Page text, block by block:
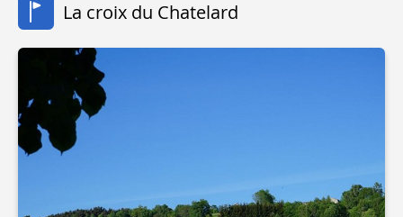
La croix du Chatelard